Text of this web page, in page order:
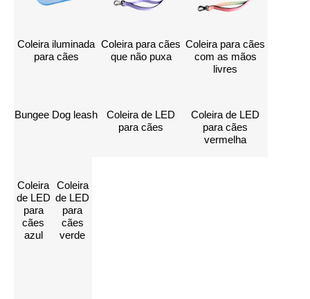
Coleira iluminada
para cães
Coleira para cães
que não puxa
Coleira para cães
com as mãos
livres
Bungee Dog leash
Coleira de LED
para cães
Coleira de LED
para cães
vermelha
Coleira
de LED
para
cães
azul
Coleira
de LED
para
cães
verde